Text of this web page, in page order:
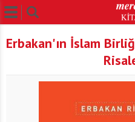
Erbakan'ın İslam